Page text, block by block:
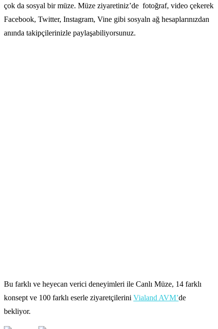
çok da sosyal bir müze. Müze ziyaretiniz’de fotoğraf, video çekerek
Facebook, Twitter, Instagram, Vine gibi sosyaln ağ hesaplarınızdan
anında takipçilerinizle paylaşabiliyorsunuz.
Bu farklı ve heyecan verici deneyimleri ile Canlı Müze, 14 farklı
konsept ve 100 farklı eserle ziyaretçilerini Vialand AVM’de
bekliyor.